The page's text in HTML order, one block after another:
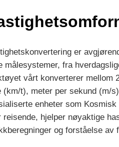
er
målesystemer, fra
vårt konverterer mellom
(km/t), meter per sekund (m/
enheter som
reisende, hjelper nøyaktige
og forståelse av